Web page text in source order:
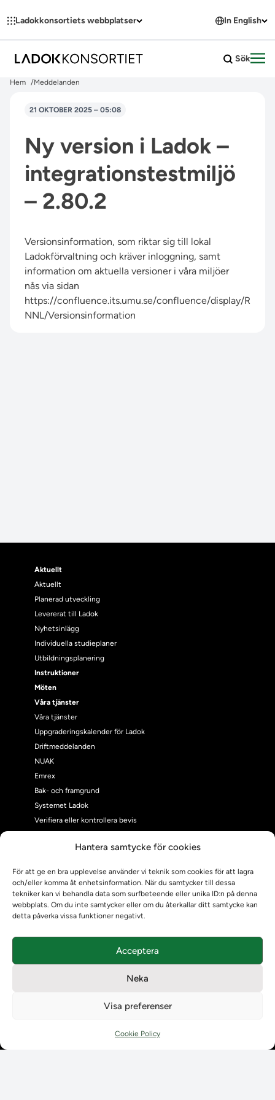
Hantera samtycke för cookies
För att ge en bra upplevelse använder vi teknik som cookies för att lagra
och/eller komma åt enhetsinformation. När du samtycker till dessa
tekniker kan vi behandla data som surfbeteende eller unika ID:n på denna
webbplats. Om du inte samtycker eller om du återkallar ditt samtycke kan
detta påverka vissa funktioner negativt.
Acceptera
Neka
Visa preferenser
Cookie Policy
Ladokkonsortiets webbplatser In English
Sök
Hem Meddelanden
21 OKTOBER 2025 – 05:08
Ny version i Ladok –
integrationstestmiljö
– 2.80.2
Versionsinformation, som riktar sig till lokal
Ladokförvaltning och kräver inloggning, samt
information om aktuella versioner i våra miljöer
nås via sidan
https://confluence.its.umu.se/confluence/display/R
NNL/Versionsinformation
Aktuellt
Aktuellt
Planerad utveckling
Levererat till Ladok
Nyhetsinlägg
Individuella studieplaner
Utbildningsplanering
Instruktioner
Möten
Våra tjänster
Våra tjänster
Uppgraderingskalender för Ladok
Driftmeddelanden
NUAK
Emrex
Bak- och framgrund
Systemet Ladok
Verifiera eller kontrollera bevis
Om Ladokkonsortiet
Ladokkonsortiet internationellt
Vision, strategi och produktplan
Användarkontakter
Kontaktuppgifter till lärosätenas Ladoksupport